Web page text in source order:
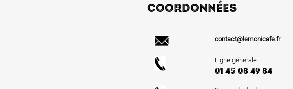
COORDONNÉES
contact@lemonicafe.fr
Ligne générale
01 45 08 49 84